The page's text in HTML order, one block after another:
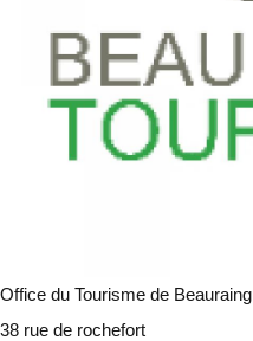
Office du Tourisme de Beauraing
38 rue de rochefort